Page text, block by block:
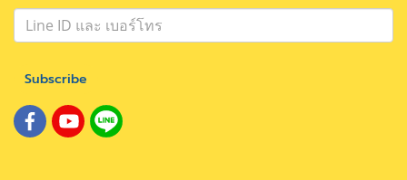
Subscribe